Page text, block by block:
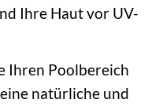
Ihre Haut vor UV-
Ihren Poolbereich
natürliche und